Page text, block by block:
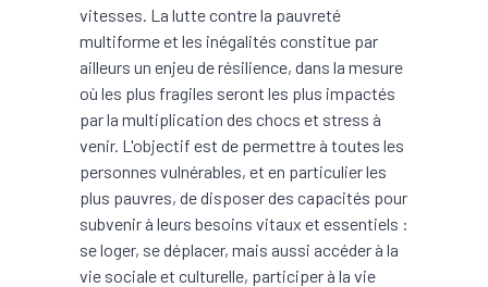
vitesses. La lutte contre la pauvreté
multiforme et les inégalités constitue par
ailleurs un enjeu de résilience, dans la mesure
où les plus fragiles seront les plus impactés
par la multiplication des chocs et stress à
venir. L'objectif est de permettre à toutes les
personnes vulnérables, et en particulier les
plus pauvres, de disposer des capacités pour
subvenir à leurs besoins vitaux et essentiels :
se loger, se déplacer, mais aussi accéder à la
vie sociale et culturelle, participer à la vie